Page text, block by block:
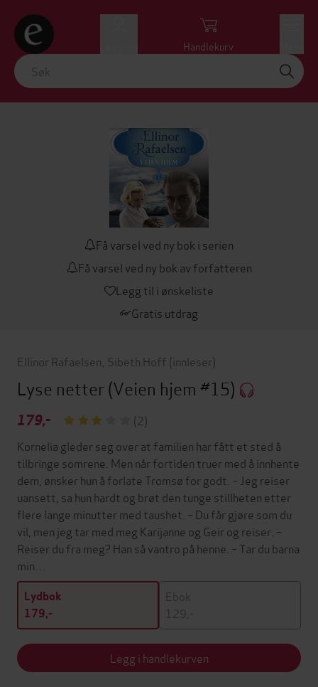
Handlekurv
Få varsel ved ny bok i serien
Få varsel ved ny bok av forfatteren
Legg til i ønskeliste
Gratis utdrag
Ellinor Rafaelsen Sibeth Hoff (innleser)
Lyse netter(Veien hjem #15)
179,-
(2)
Kornelia gleder seg over at familien har fått et sted å
tilbringe somrene. Men når fortiden truer med å innhente
dem, ønsker hun å forlate Tromsø for godt. – Jeg reiser
uansett, sa hun hardt og brøt den tunge stillheten etter
flere lange minutter med taushet. – Du får gjøre som du
vil, men jeg tar med meg Karijanne og Geir og reiser. –
Reiser du fra meg? Han så vantro på henne. – Tar du barna
min…
Lydbok
179,-
Ebok
129,-
Legg i handlekurven